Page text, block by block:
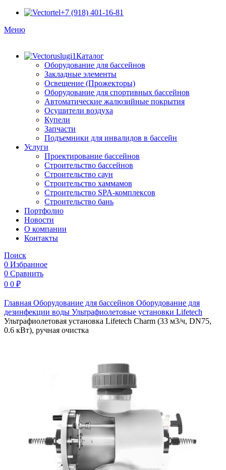
+7 (918) 401-16-81
Меню
Каталог
Оборудование для бассейнов
Закладные элементы
Освещение (Прожекторы)
Оборудование для спортивных бассейнов
Автоматические жалюзийные покрытия
Осушители воздуха
Купели
Запчасти
Подъемники для инвалидов в бассейн
Услуги
Проектирование бассейнов
Строительство бассейнов
Строительство саун
Строительство хаммамов
Строительство SPA-комплексов
Строительство бань
Портфолио
Новости
O компании
Контакты
Поиск
0 Избранное
0 Сравнить
0 0 ₽
Главная Оборудование для бассейнов Оборудование для
дезинфекции воды Ультрафиолетовые установки Lifetech
Ультрафиолетовая установка Lifetech Charm (33 м3/ч, DN75,
0.6 кВт), ручная очистка